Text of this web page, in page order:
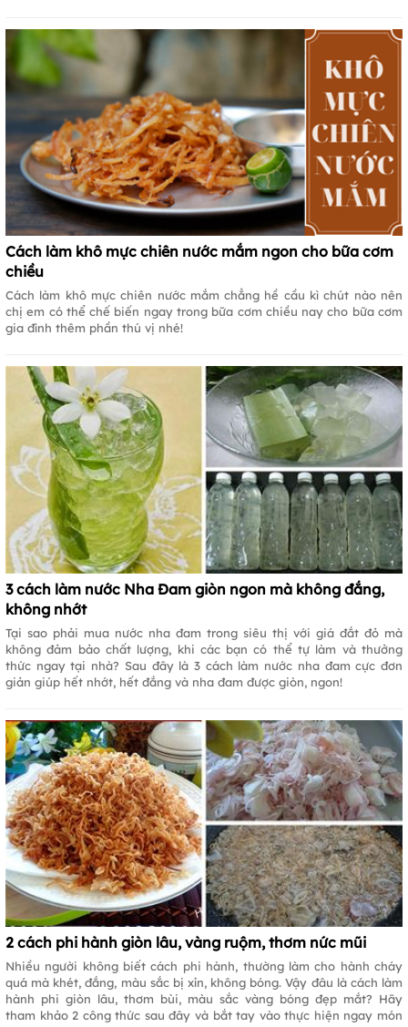
Cách làm khô mực chiên nước mắm ngon cho bữa cơm
chiều
Cách làm khô mực chiên nước mắm chẳng hề cầu kì chút nào nên
chị em có thể chế biến ngay trong bữa cơm chiều nay cho bữa cơm
gia đình thêm phần thú vị nhé!
3 cách làm nước Nha Đam giòn ngon mà không đắng,
không nhớt
Tại sao phải mua nước nha đam trong siêu thị với giá đắt đỏ mà
không đảm bảo chất lượng, khi các bạn có thể tự làm và thưởng
thức ngay tại nhà? Sau đây là 3 cách làm nước nha đam cực đơn
giản giúp hết nhớt, hết đắng và nha đam được giòn, ngon!
2 cách phi hành giòn lâu, vàng ruộm, thơm nức mũi
Nhiều người không biết cách phi hành, thường làm cho hành cháy
quá mà khét, đắng, màu sắc bị xỉn, không bóng. Vậy đâu là cách làm
hành phi giòn lâu, thơm bùi, màu sắc vàng bóng đẹp mắt? Hãy
tham khảo 2 công thức sau đây và bắt tay vào thực hiện ngay món